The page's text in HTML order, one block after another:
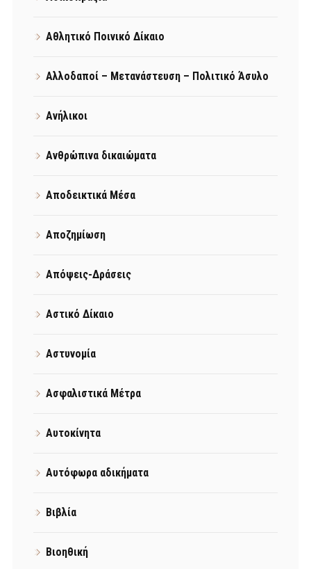
Αθλητικό Ποινικό Δίκαιο
Αλλοδαποί – Μετανάστευση – Πολιτικό Άσυλο
Ανήλικοι
Ανθρώπινα δικαιώματα
Αποδεικτικά Μέσα
Αποζημίωση
Απόψεις-Δράσεις
Αστικό Δίκαιο
Αστυνομία
Ασφαλιστικά Μέτρα
Αυτοκίνητα
Αυτόφωρα αδικήματα
Βιβλία
Βιοηθική